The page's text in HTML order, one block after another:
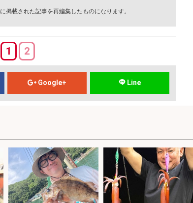
載された記事を再編集したものになります。
1 2
Google+ Line